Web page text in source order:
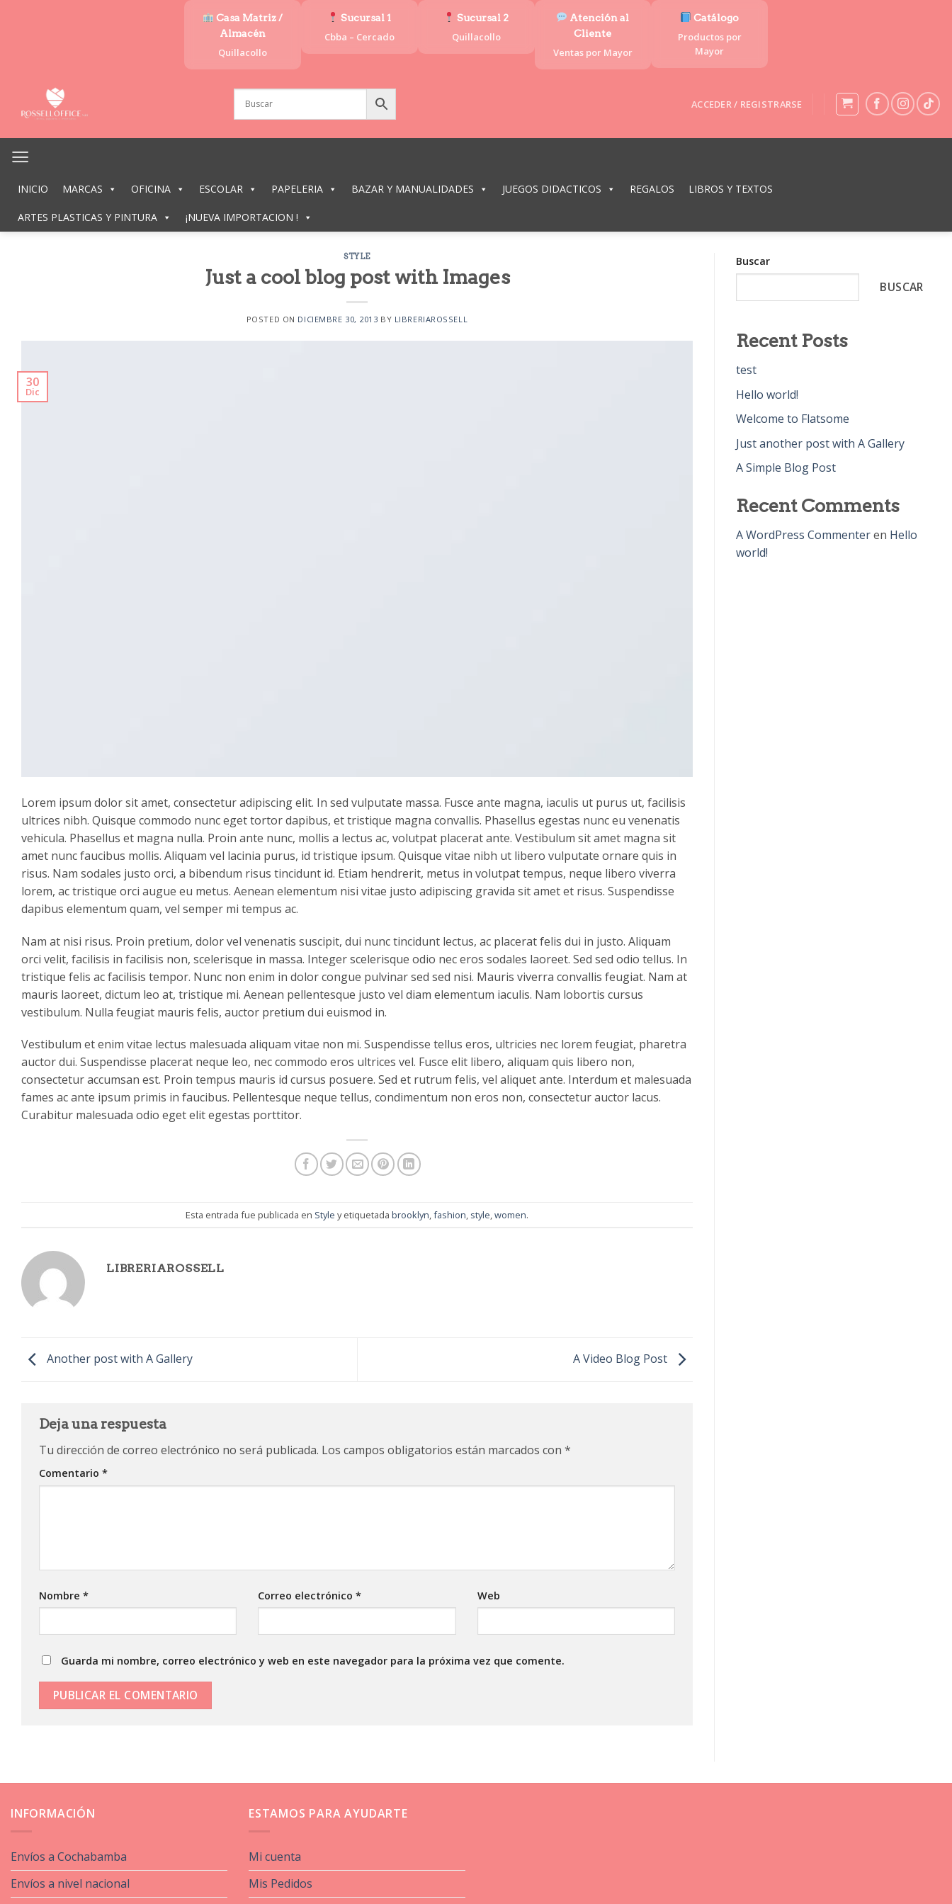
Casa Matriz /
Almacén
Quillacollo
Sucursal 1
Cbba – Cercado
Sucursal 2
Quillacollo
Atención al
Cliente
Ventas por Mayor
Catálogo
Productos por
Mayor
ACCEDER / REGISTRARSE
INICIO MARCAS OFICINA ESCOLAR PAPELERIA BAZAR Y MANUALIDADES JUEGOS DIDACTICOS REGALOS LIBROS Y TEXTOS
ARTES PLASTICAS Y PINTURA ¡NUEVA IMPORTACION !
STYLE
Just a cool blog post with Images
POSTED ON DICIEMBRE 30, 2013 BY LIBRERIAROSSELL
30
Dic
Lorem ipsum dolor sit amet, consectetur adipiscing elit. In sed vulputate massa. Fusce ante magna, iaculis ut purus ut, facilisis
ultrices nibh. Quisque commodo nunc eget tortor dapibus, et tristique magna convallis. Phasellus egestas nunc eu venenatis
vehicula. Phasellus et magna nulla. Proin ante nunc, mollis a lectus ac, volutpat placerat ante. Vestibulum sit amet magna sit
amet nunc faucibus mollis. Aliquam vel lacinia purus, id tristique ipsum. Quisque vitae nibh ut libero vulputate ornare quis in
risus. Nam sodales justo orci, a bibendum risus tincidunt id. Etiam hendrerit, metus in volutpat tempus, neque libero viverra
lorem, ac tristique orci augue eu metus. Aenean elementum nisi vitae justo adipiscing gravida sit amet et risus. Suspendisse
dapibus elementum quam, vel semper mi tempus ac.
Nam at nisi risus. Proin pretium, dolor vel venenatis suscipit, dui nunc tincidunt lectus, ac placerat felis dui in justo. Aliquam
orci velit, facilisis in facilisis non, scelerisque in massa. Integer scelerisque odio nec eros sodales laoreet. Sed sed odio tellus. In
tristique felis ac facilisis tempor. Nunc non enim in dolor congue pulvinar sed sed nisi. Mauris viverra convallis feugiat. Nam at
mauris laoreet, dictum leo at, tristique mi. Aenean pellentesque justo vel diam elementum iaculis. Nam lobortis cursus
vestibulum. Nulla feugiat mauris felis, auctor pretium dui euismod in.
Vestibulum et enim vitae lectus malesuada aliquam vitae non mi. Suspendisse tellus eros, ultricies nec lorem feugiat, pharetra
auctor dui. Suspendisse placerat neque leo, nec commodo eros ultrices vel. Fusce elit libero, aliquam quis libero non,
consectetur accumsan est. Proin tempus mauris id cursus posuere. Sed et rutrum felis, vel aliquet ante. Interdum et malesuada
fames ac ante ipsum primis in faucibus. Pellentesque neque tellus, condimentum non eros non, consectetur auctor lacus.
Curabitur malesuada odio eget elit egestas porttitor.
Esta entrada fue publicada en Style y etiquetada brooklyn,fashion, style,women.
LIBRERIAROSSELL
Another post with A Gallery A Video Blog Post
Deja una respuesta
Tu dirección de correo electrónico no será publicada. Los campos obligatorios están marcados con *
Comentario *
Nombre * Correo electrónico* Web
Guarda mi nombre, correo electrónico y web en este navegador para la próxima vez que comente.
Buscar
BUSCAR
Recent Posts
test
Hello world!
Welcome to Flatsome
Just another post with A Gallery
A Simple Blog Post
Recent Comments
A WordPress Commenteren Hello
world!
INFORMACIÓN
Envíos a Cochabamba
Envíos a nivel nacional
ESTAMOS PARA AYUDARTE
Mi cuenta
Mis Pedidos